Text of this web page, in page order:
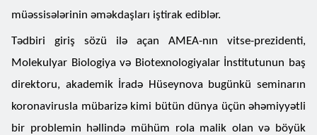
müəssisələrinin əməkdaşları iştirak ediblər.
Tədbiri giriş sözü ilə açan AMEA-nın vitse-prezidenti,
Molekulyar Biologiya və Biotexnologiyalar İnstitutunun baş
direktoru, akademik İradə Hüseynova bugünkü seminarın
koronavirusla mübarizə kimi bütün dünya üçün əhəmiyyətli
bir problemin həllində mühüm rola malik olan və böyük